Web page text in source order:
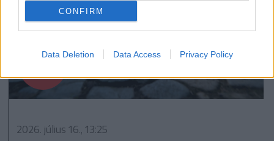
CONFIRM
Data Deletion Data Access Privacy Policy
2026. július 16., 13:25